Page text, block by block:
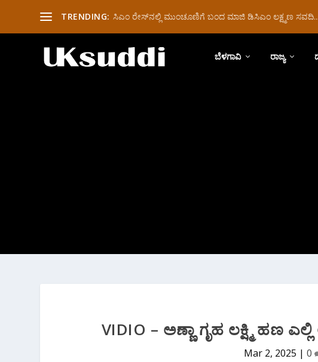
TRENDING: ಸಿಎಂ ರೇಸ್‌ನಲ್ಲಿ ಮುಂಚೂಣಿಗೆ ಬಂದ ಮಾಜಿ ಡಿಸಿಎಂ ಲಕ್ಷ್ಮಣ ಸವದಿ...
ಬೆಳಗಾವಿ ರಾಜ್ಯ
VIDIO – ಅಣ್ಣಾ ಗೃಹ ಲಕ್ಷ್ಮಿ ಹಣ
Mar 2, 2025 |0